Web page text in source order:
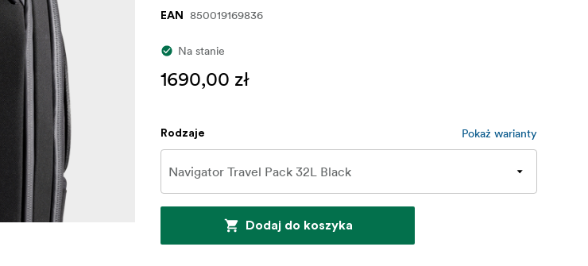
EAN 850019169836
Na stanie
1690,00 zł
Rodzaje Pokaż warianty
Dodaj do koszyka